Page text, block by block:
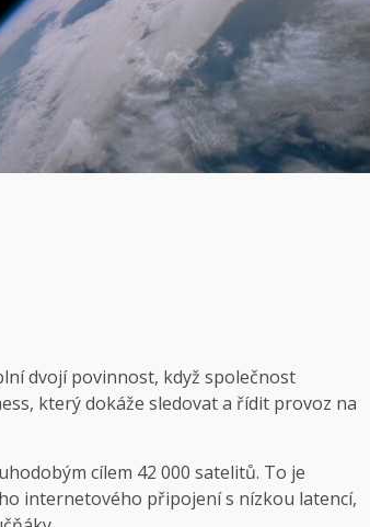
dvojí povinnost, když společnost
který dokáže sledovat a řídit provoz na
cílem 42 000 satelitů. To je
internetového připojení s nízkou latencí,